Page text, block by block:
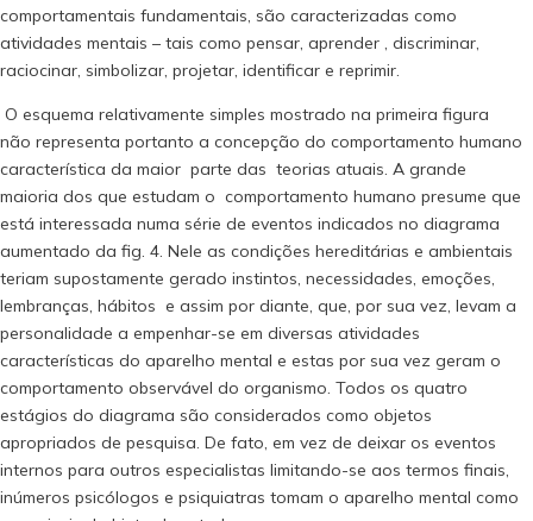
comportamentais fundamentais, são caracterizadas como
atividades mentais – tais como pensar, aprender , discriminar,
raciocinar, simbolizar, projetar, identificar e reprimir.
O esquema relativamente simples mostrado na primeira figura
não representa portanto a concepção do comportamento humano
característica da maior parte das teorias atuais. A grande
maioria dos que estudam o comportamento humano presume que
está interessada numa série de eventos indicados no diagrama
aumentado da fig. 4. Nele as condições hereditárias e ambientais
teriam supostamente gerado instintos, necessidades, emoções,
lembranças, hábitos e assim por diante, que, por sua vez, levam a
personalidade a empenhar-se em diversas atividades
características do aparelho mental e estas por sua vez geram o
comportamento observável do organismo. Todos os quatro
estágios do diagrama são considerados como objetos
apropriados de pesquisa. De fato, em vez de deixar os eventos
internos para outros especialistas limitando-se aos termos finais,
inúmeros psicólogos e psiquiatras tomam o aparelho mental como